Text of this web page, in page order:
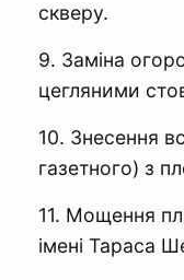
скверу.
9. Заміна
цегляними
10. Знесення
газетного) з
11. Мощення
імені Тараса